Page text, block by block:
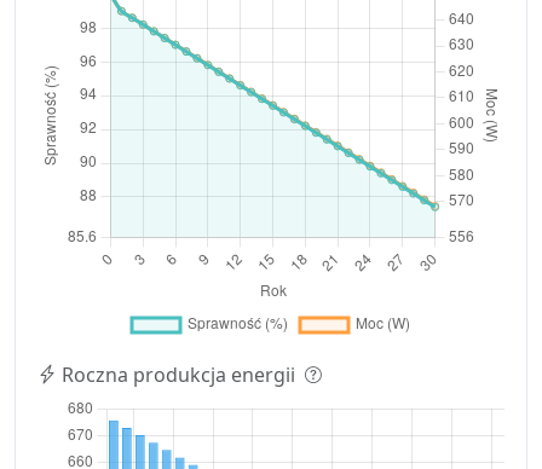
Roczna produkcja energii